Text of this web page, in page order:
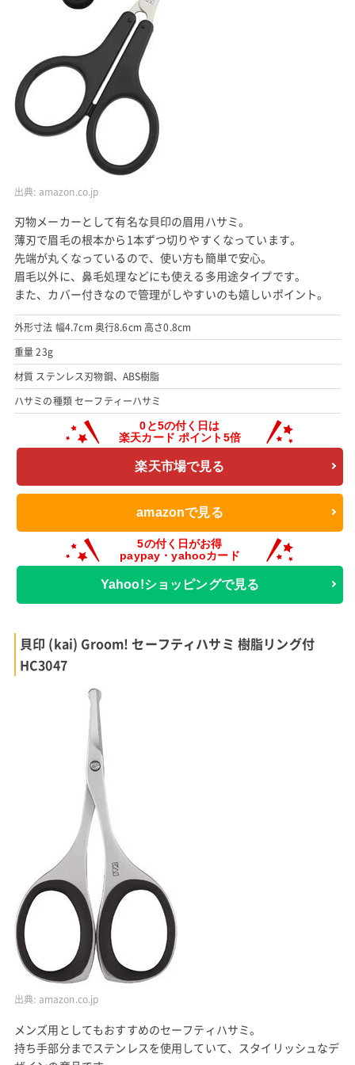
出典: amazon.co.jp
刃物メーカーとして有名な貝印の眉用ハサミ。
薄刃で眉毛の根本から1本ずつ切りやすくなっています。
先端が丸くなっているので、使い方も簡単で安心。
眉毛以外に、鼻毛処理などにも使える多用途タイプです。
また、カバー付きなので管理がしやすいのも嬉しいポイント。
外形寸法 幅4.7cm 奥行8.6cm 高さ0.8cm
重量 23g
材質 ステンレス刃物鋼、ABS樹脂
ハサミの種類 セーフティーハサミ
楽天市場で見る
amazonで見る
Yahoo!ショッピングで見る
貝印 (kai) Groom! セーフティハサミ 樹脂リング付
HC3047
出典: amazon.co.jp
メンズ用としてもおすすめのセーフティハサミ。
持ち手部分までステンレスを使用していて、スタイリッシュなデ